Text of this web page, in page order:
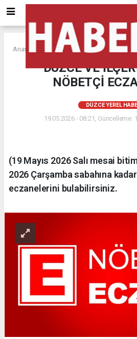
Anasayfa DÜZCE YEREL HABER
DÜZCE VE
NÖBETÇİ
DÜZCE YEREL
19.05.2026 - 08:21, Güncelleme:
(19 Mayıs 2026 Salı mesai
2026 Çarşamba sabahına
eczanelerini bulabilirsiniz.